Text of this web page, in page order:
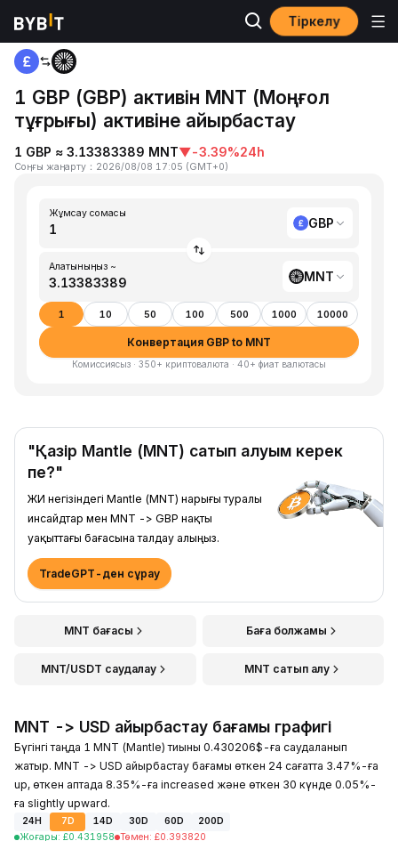
Тіркелу
Басты бет
1 GBP (GBP) активін MNT (Моңғол
тұғрығы) активіне айырбастау
1 GBP ≈ 3.13383389 MNT▼-3.39%24h
Соңғы жаңарту ： 2026/08/08 17:05 (GMT+0)
Жұмсау сомасы
GBP
Алатыныңыз ~
MNT
1 10 50 100 500 1000 10000
Конвертация GBP to MNT
Комиссиясыз · 350+ криптовалюта · 40+ фиат валютасы
"Қазір Mantle (MNT) сатып алуым керек
пе?"
ЖИ негізіндегі Mantle (MNT) нарығы туралы
инсайдтар мен MNT -> GBP нақты
уақыттағы бағасына талдау алыңыз.
TradeGPT-ден сұрау
MNT бағасы Баға болжамы
MNT/USDT саудалау MNT сатып алу
MNT -> USD айырбастау бағамы графигі
Бүгінгі таңда 1 MNT (Mantle) тиыны 0.430206$-ға саудаланып
жатыр. MNT -> USD айырбастау бағамы өткен 24 сағатта 3.47%-ға
up, өткен аптада 8.35%-ға increased және өткен 30 күнде 0.05%-
ға slightly upward.
24H 7D 14D 30D 60D
200D
Жоғары: £0.431958 Төмен: £0.393820